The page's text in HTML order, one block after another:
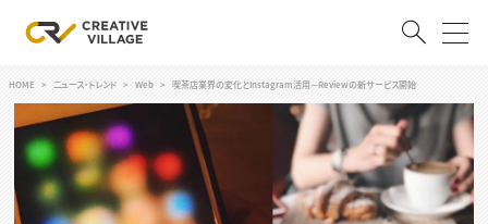
ACCOUNT
ログイン 会員登録
RECRUIT
HOME ニュース・トレンド Web 喫茶店業界の変化とInstagram活用—Reviewの新サービス開始